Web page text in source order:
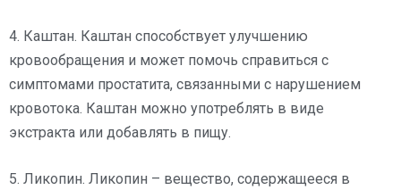
4. Каштан. Каштан способствует улучшению
кровообращения и может помочь справиться с
симптомами простатита, связанными с нарушением
кровотока. Каштан можно употреблять в виде
экстракта или добавлять в пищу.
5. Ликопин. Ликопин – вещество, содержащееся в